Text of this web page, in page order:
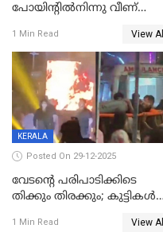
പോയിന്റിൽനിന്നു വീണ്
1 Min Read View All
KERALA
Posted On 29-12-2025
വേടന്റെ പരിപാടിക്കിടെ
തിക്കും തിരക്കും; കുട്ടികള്‍
പരിക്ക്; പാളം മറികടന്ന
1 Min Read View All